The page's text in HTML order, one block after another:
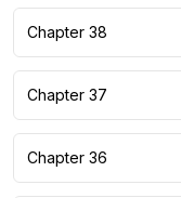
Chapter 38
Chapter 37
Chapter 36